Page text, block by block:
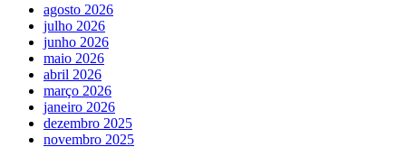
agosto 2026
julho 2026
junho 2026
maio 2026
abril 2026
março 2026
janeiro 2026
dezembro 2025
novembro 2025